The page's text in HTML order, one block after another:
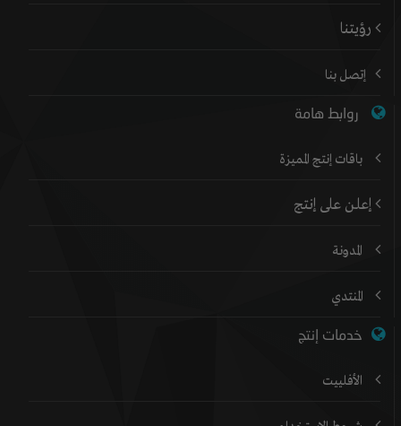
رؤيتنا
إتصل بنا
روابط هامة
باقات إنتج المميزة
إعلن على إنتج
المدونة
المنتدي
خدمات إنتج
الأفلييت